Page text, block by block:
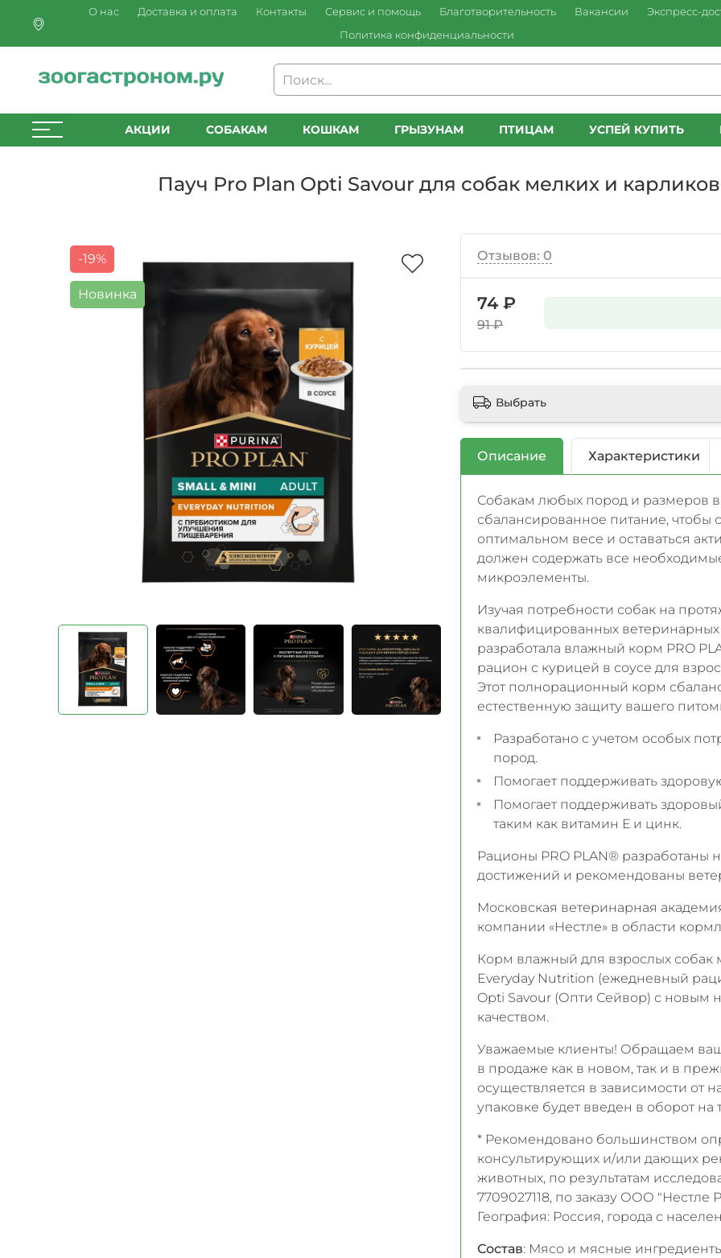
О нас Доставка и оплата Контакты Сервис и помощь Благотворительность Вакансии
Экспресс-
Политика конфиденциальности
АКЦИИ СОБАКАМ КОШКАМ ГРЫЗУНАМ ПТИЦАМ УСПЕЙ КУПИТЬ
Пауч Pro Plan Opti Savour для собак мелких и
-19%
Новинка
Отзывов: 0
74 ₽
91 ₽
Выбрать
Описание Характеристики
Собакам любых пород и размеров
сбалансированное питание, чтобы
оптимальном весе и оставаться
должен содержать все
микроэлементы.
Изучая потребности собак на
квалифицированных ветеринарных
разработала влажный корм PRO
рацион с курицей в соусе для
Этот полнорационный корм
естественную защиту вашего
Разработано с учетом особых
пород.
Помогает поддерживать
Помогает поддерживать
таким как витамин Е и цинк.
Рационы PRO PLAN® разработаны
достижений и рекомендованы
Московская ветеринарная
компании «Нестле» в области
Корм влажный для взрослых собак
Everyday Nutrition (ежедневный
Opti Savour (Опти Сейвор) с новым
качеством.
Уважаемые клиенты! Обращаем
в продаже как в новом, так и в
осуществляется в зависимости от
упаковке будет введен в оборот
* Рекомендовано большинством
консультирующих и/или дающих
животных, по результатам
7709027118, по заказу ООО "Нестле
География: Россия, города с
Состав: Мясо и мясные ингредиенты